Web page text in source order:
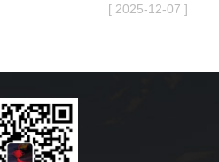
[ 2025-12-07 ]